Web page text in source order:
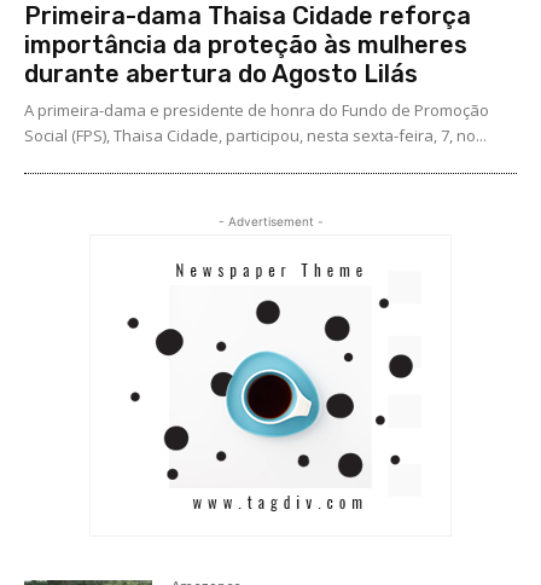
Primeira-dama Thaisa Cidade reforça
importância da proteção às mulheres
durante abertura do Agosto Lilás
A primeira-dama e presidente de honra do Fundo de Promoção
Social (FPS), Thaisa Cidade, participou, nesta sexta-feira, 7, no...
- Advertisement -